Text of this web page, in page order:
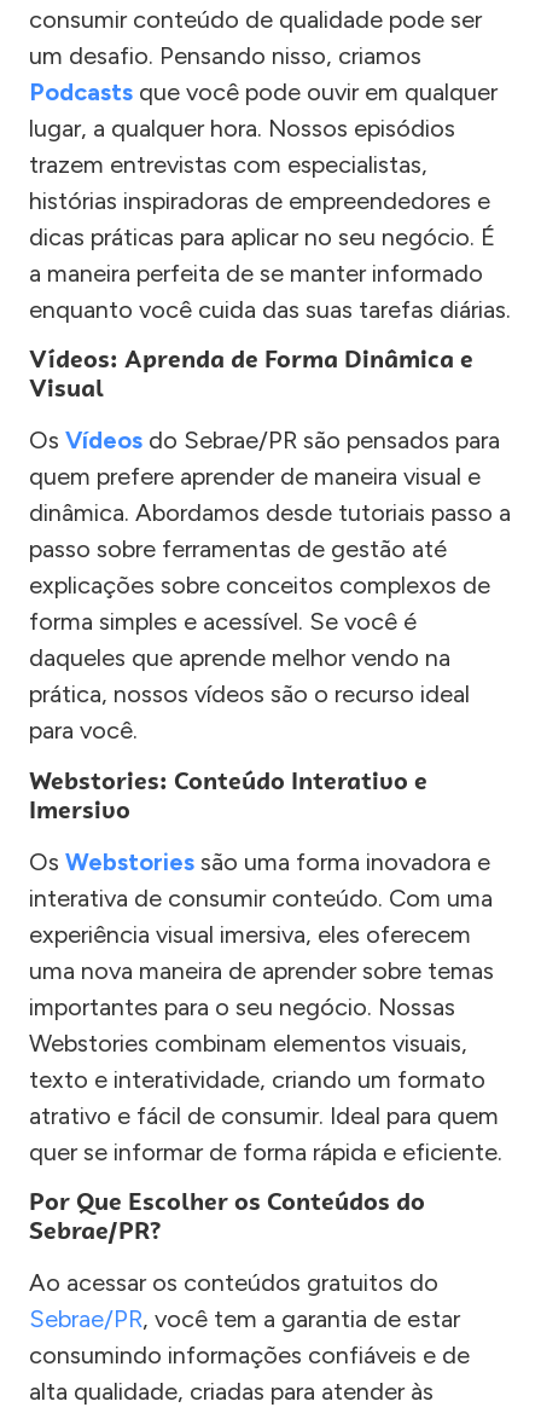
consumir conteúdo de qualidade pode ser
um desafio. Pensando nisso, criamos
Podcasts que você pode ouvir em qualquer
lugar, a qualquer hora. Nossos episódios
trazem entrevistas com especialistas,
histórias inspiradoras de empreendedores e
dicas práticas para aplicar no seu negócio. É
a maneira perfeita de se manter informado
enquanto você cuida das suas tarefas diárias.
Vídeos: Aprenda de Forma Dinâmica e
Visual
Os Vídeos do Sebrae/PR são pensados para
quem prefere aprender de maneira visual e
dinâmica. Abordamos desde tutoriais passo a
passo sobre ferramentas de gestão até
explicações sobre conceitos complexos de
forma simples e acessível. Se você é
daqueles que aprende melhor vendo na
prática, nossos vídeos são o recurso ideal
para você.
Webstories: Conteúdo Interativo e
Imersivo
Os Webstories são uma forma inovadora e
interativa de consumir conteúdo. Com uma
experiência visual imersiva, eles oferecem
uma nova maneira de aprender sobre temas
importantes para o seu negócio. Nossas
Webstories combinam elementos visuais,
texto e interatividade, criando um formato
atrativo e fácil de consumir. Ideal para quem
quer se informar de forma rápida e eficiente.
Por Que Escolher os Conteúdos do
Sebrae/PR?
Ao acessar os conteúdos gratuitos do
Sebrae/PR, você tem a garantia de estar
consumindo informações confiáveis e de
alta qualidade, criadas para atender às